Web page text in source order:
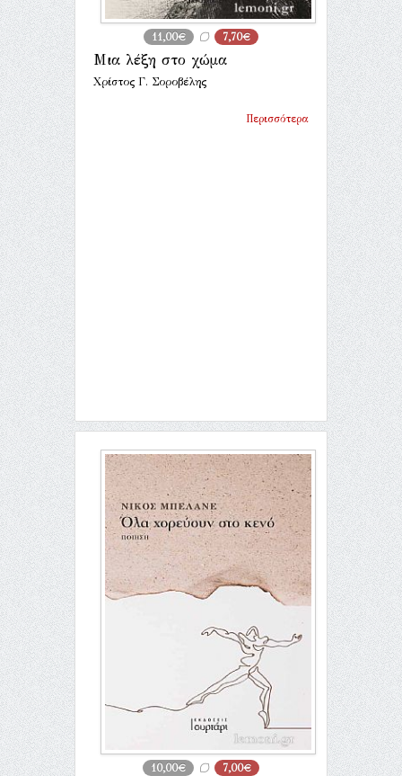
11,00€ 7,70€
Μια λέξη στο χώμα
Χρίστος Γ. Σοροβέλης
Περισσότερα
10,00€ 7,00€